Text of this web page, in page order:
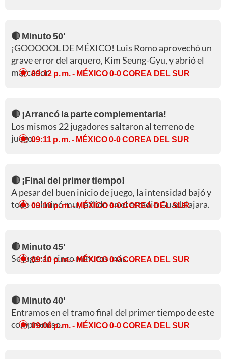
🔴 Minuto 50'
¡GOOOOOL DE MÉXICO! Luis Romo aprovechó un
grave error del arquero, Kim Seung-Gyu, y abrió el
marcador.09:12 p. m. - MÉXICO 0-0 COREA DEL SUR
🔴 ¡Arrancó la parte complementaria!
Los mismos 22 jugadores saltaron al terreno de
juego.09:11 p. m. - MÉXICO 0-0 COREA DEL SUR
🔴 ¡Final del primer tiempo!
A pesar del buen inicio de juego, la intensidad bajó y
todo culminó muy pálido en el estadio Guadalajara.
09:10 p. m.- MÉXICO 0-0 COREA DEL SUR
🔴 Minuto 45'
Se jugarán cinco minutos más.
09:10 p. m.- MÉXICO 0-0 COREA DEL SUR
🔴 Minuto 40'
Entramos en el tramo final del primer tiempo de este
compromiso.
09:06 p. m. - MÉXICO 0-0 COREA DEL SUR